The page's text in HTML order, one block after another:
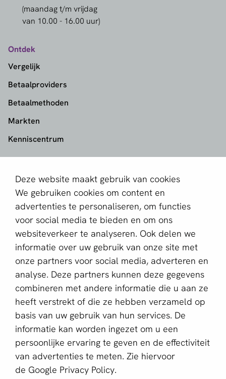
Deze website maakt gebruik van cookies
We gebruiken cookies om content en
advertenties te personaliseren, om functies
voor social media te bieden en om ons
websiteverkeer te analyseren. Ook delen we
informatie over uw gebruik van onze site met
onze partners voor social media, adverteren en
analyse. Deze partners kunnen deze gegevens
combineren met andere informatie die u aan ze
heeft verstrekt of die ze hebben verzameld op
basis van uw gebruik van hun services. De
informatie kan worden ingezet om u een
persoonlijke ervaring te geven en de effectiviteit
van advertenties te meten. Zie hiervoor
de Google Privacy Policy.
(maandag t/m vrijdag
van 10.00 - 16.00 uur)
Ontdek
Vergelijk
Betaalproviders
Betaalmethoden
Markten
Kenniscentrum
Contact
Over ons
Partner worden
Schrijf je in voor de nieuwsbrief
E-mailadres *
Deze website wordt beschermd door reCAPTCHA en het
Privacybeleid en deServicevoorwaarden van Google zijn
van toepassing.